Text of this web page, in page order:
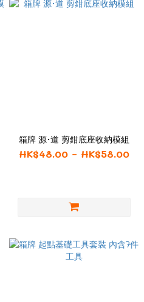
箱牌 源·道 剪鉗底座收納模組
HK$48.00 ~ HK$58.00